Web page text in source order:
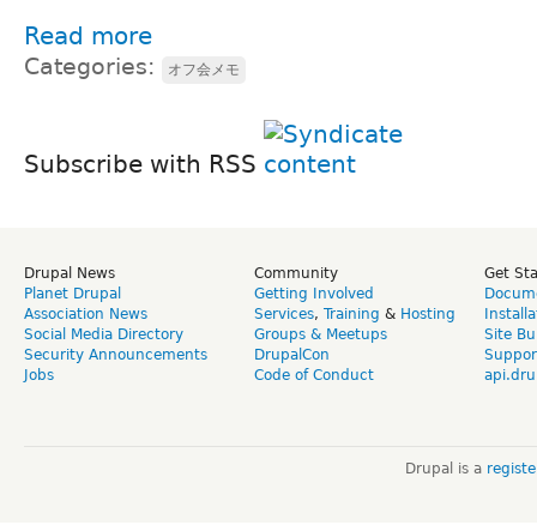
Read more
Categories: オフ会メモ
Subscribe with RSS
Drupal News
Planet Drupal
Association News
Social Media Directory
Security Announcements
Jobs
Community
Getting Involved
Services, Training & Hosting
Groups & Meetups
DrupalCon
Code of Conduct
Get
Site
Drupal is a